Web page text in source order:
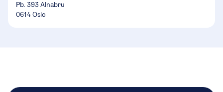
Pb. 393 Alnabru
0614 Oslo